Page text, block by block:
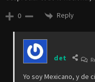
0 Reply
det
Yo soy Mexicano, y de